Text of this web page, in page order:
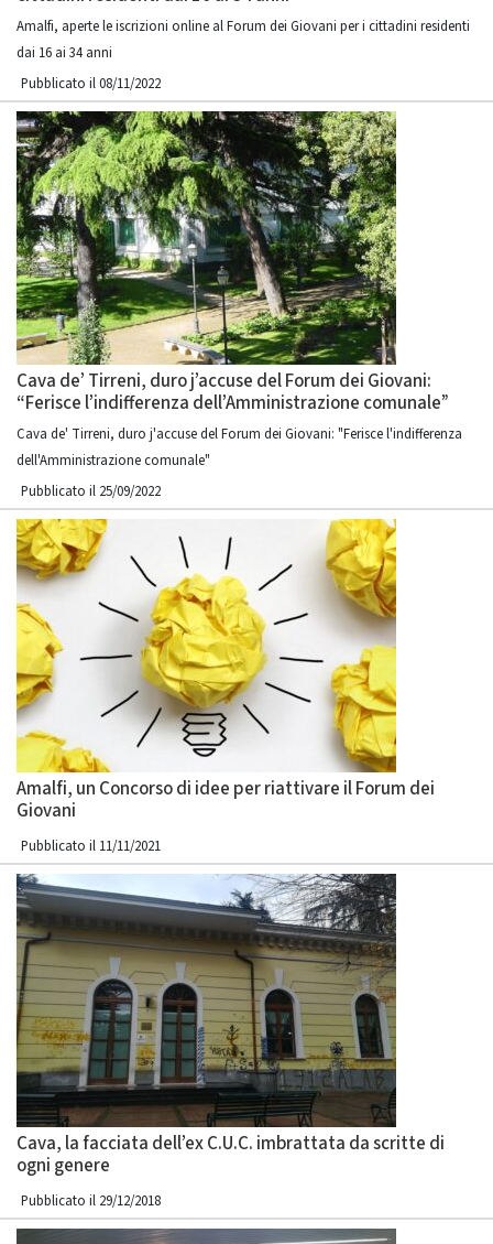
Amalfi, aperte le iscrizioni online al Forum dei Giovani per i cittadini residenti
dai 16 ai 34 anni
Pubblicato il 08/11/2022
Cava de’ Tirreni, duro j’accuse del Forum dei Giovani:
“Ferisce l’indifferenza dell’Amministrazione comunale”
Cava de' Tirreni, duro j'accuse del Forum dei Giovani: "Ferisce l'indifferenza
dell'Amministrazione comunale"
Pubblicato il 25/09/2022
Amalfi, un Concorso di idee per riattivare il Forum dei
Giovani
Pubblicato il 11/11/2021
Cava, la facciata dell’ex C.U.C. imbrattata da scritte di
ogni genere
Pubblicato il 29/12/2018